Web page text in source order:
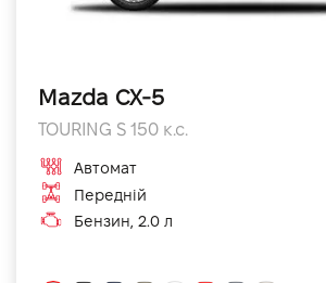
Mazda CX-5
TOURING S 150 к.с.
Автомат
Передній
Бензин, 2.0 л